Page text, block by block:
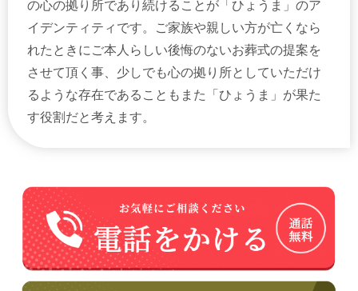
の心の拠り所であり続けることが「ひょうま」のア
イデンティティです。ご家族や親しい方が亡くなら
れたときにご本人らしい後悔のないお葬式の提案を
させて頂く事、少しでも心の拠り所としていただけ
るような存在であることもまた「ひょうま」が果た
す役割だと考えます。